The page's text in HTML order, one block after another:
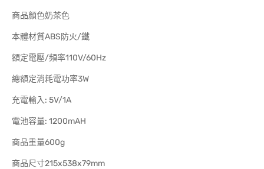
商品顏色奶茶色
本體材質ABS防火/鐵
額定電壓/頻率110V/60Hz
總額定消耗電功率3W
充電輸入: 5V/1A
電池容量: 1200mAH
商品重量600g
商品尺寸215x538x79mm